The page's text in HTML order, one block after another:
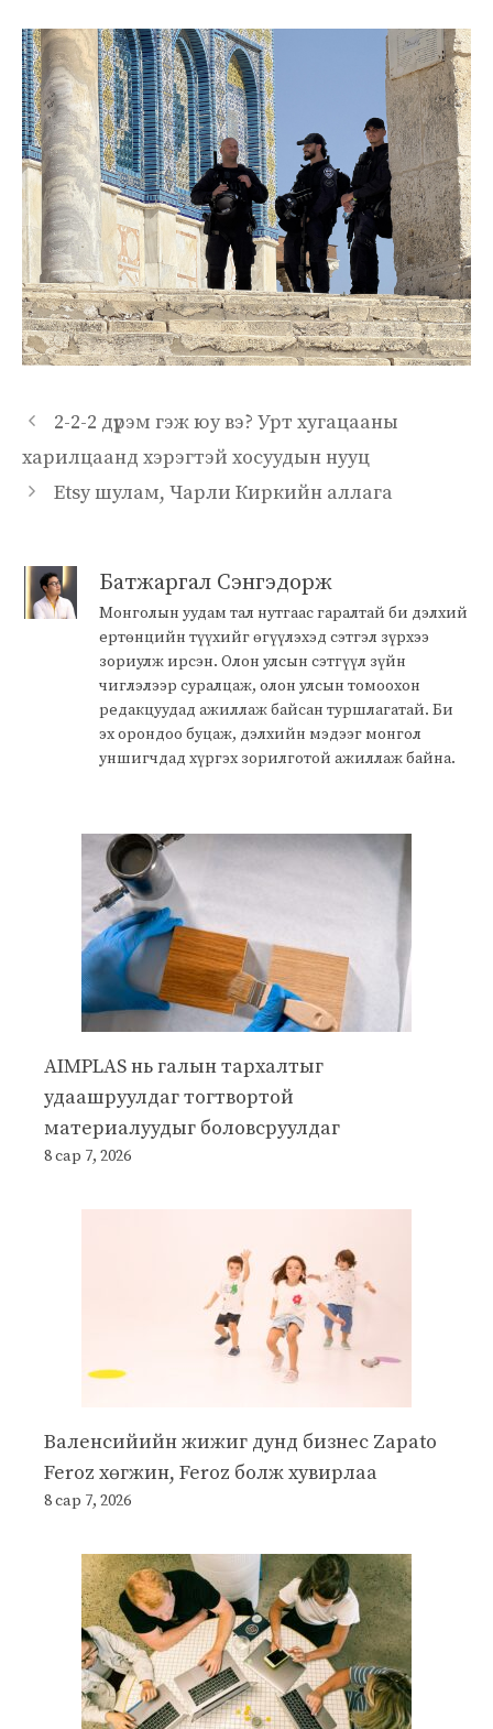
2-2-2 дүрэм гэж юу вэ? Урт хугацааны
харилцаанд хэрэгтэй хосуудын нууц
Etsy шулам, Чарли Киркийн аллага
Батжаргал Сэнгэдорж
Монголын уудам тал нутгаас гаралтай би дэлхий
ертөнцийн түүхийг өгүүлэхэд сэтгэл зүрхээ
зориулж ирсэн. Олон улсын сэтгүүл зүйн
чиглэлээр суралцаж, олон улсын томоохон
редакцуудад ажиллаж байсан туршлагатай. Би
эх орондоо буцаж, дэлхийн мэдээг монгол
уншигчдад хүргэх зорилготой ажиллаж байна.
AIMPLAS нь галын тархалтыг
удаашруулдаг тогтвортой
материалуудыг боловсруулдаг
8 сар 7, 2026
Валенсийийн жижиг дунд бизнес Zapato
Feroz хөгжин, Feroz болж хувирлаа
8 сар 7, 2026